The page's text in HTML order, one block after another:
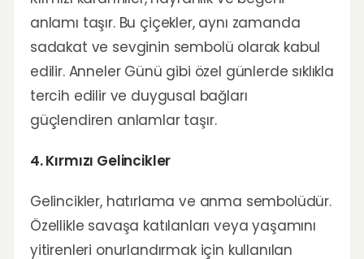
anlamı taşır. Bu çiçekler, aynı zamanda
sadakat ve sevginin sembolü olarak kabul
edilir. Anneler Günü gibi özel günlerde sıklıkla
tercih edilir ve duygusal bağları
güçlendiren anlamlar taşır.
4. Kırmızı Gelincikler
Gelincikler, hatırlama ve anma sembolüdür.
Özellikle savaşa katılanları veya yaşamını
yitirenleri onurlandırmak için kullanılan